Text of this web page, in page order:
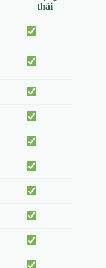
thái